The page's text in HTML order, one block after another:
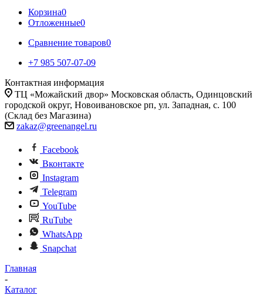
Корзина0
Отложенные0
Сравнение товаров0
+7 985 507-07-09
Контактная информация
ТЦ «Можайский двор» Московская область, Одинцовский
городской округ, Новоивановское рп, ул. Западная, с. 100
(Склад без Магазина)
zakaz@greenangel.ru
Facebook
Вконтакте
Instagram
Telegram
YouTube
RuTube
WhatsApp
Snapchat
Главная
-
Каталог